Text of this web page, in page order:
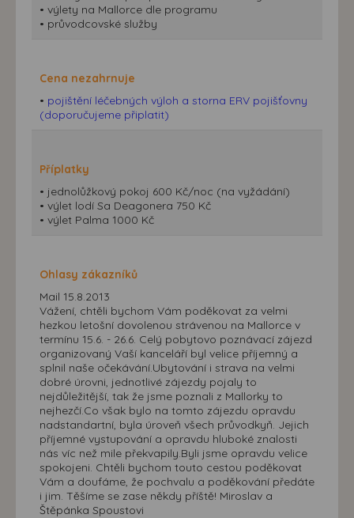
• výlety na Mallorce dle programu
• průvodcovské služby
Cena nezahrnuje
• pojištění léčebných výloh a storna ERV pojišťovny
(doporučujeme připlatit)
Příplatky
• jednolůžkový pokoj 600 Kč/noc (na vyžádání)
• výlet lodí Sa Deagonera 750 Kč
• výlet Palma 1000 Kč
Ohlasy zákazníků
Mail 15.8.2013
Vážení, chtěli bychom Vám poděkovat za velmi
hezkou letošní dovolenou strávenou na Mallorce v
termínu 15.6. - 26.6. Celý pobytovo poznávací zájezd
organizovaný Vaší kanceláří byl velice příjemný a
splnil naše očekávání.Ubytování i strava na velmi
dobré úrovni, jednotlivé zájezdy pojaly to
nejdůležitější, tak že jsme poznali z Mallorky to
nejhezčí.Co však bylo na tomto zájezdu opravdu
nadstandartní, byla úroveň všech průvodkyň. Jejich
příjemné vystupování a opravdu hluboké znalosti
nás víc než mile překvapily.Byli jsme opravdu velice
spokojeni. Chtěli bychom touto cestou poděkovat
Vám a doufáme, že pochvalu a poděkování předáte
i jim. Těšíme se zase někdy příště! Miroslav a
Štěpánka Spoustovi
přizpůsobených Vašim zájmům.